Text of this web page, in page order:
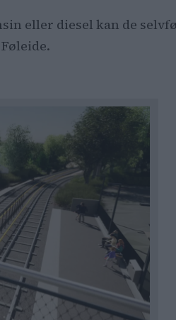
eller diesel kan de